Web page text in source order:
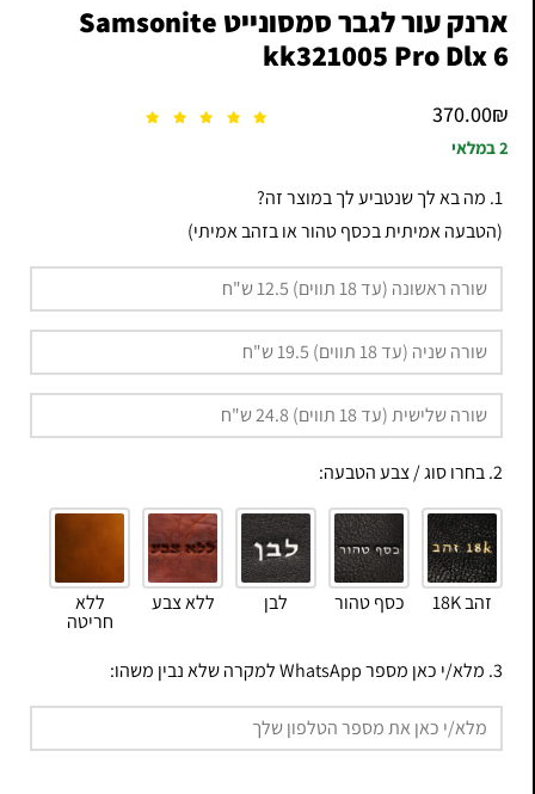
ארנק עור לגבר סמסונייט Samsonite
kk321005 Pro Dlx 6
370.00₪
2 במלאי
1. מה בא לך שנטביע לך במוצר זה?
(הטבעה אמיתית בכסף טהור או בזהב אמיתי)
2. בחרו סוג / צבע הטבעה:
זהב 18K כסף טהור לבן ללא צבע ללא
חריטה
3. מלא/י כאן מספר WhatsApp למקרה שלא נבין משהו: